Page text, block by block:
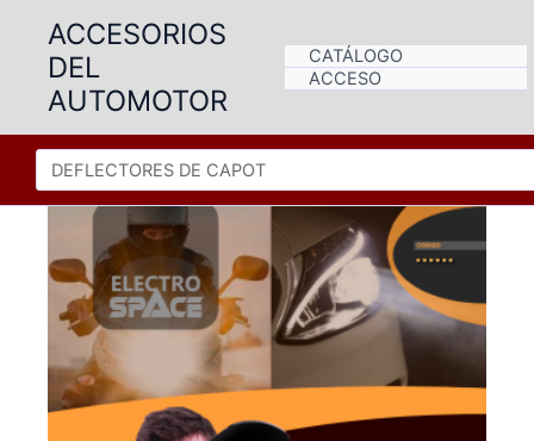
contenido
ACCESORIOS
DEL
AUTOMOTOR
CATÁLOGO
ACCESO